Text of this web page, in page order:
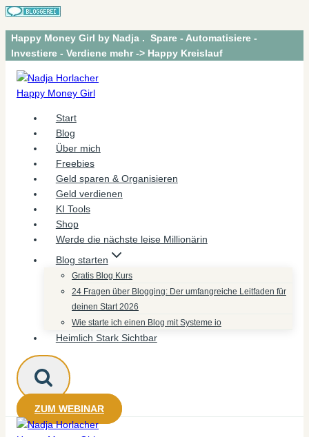
Zum
Inhalt
Happy Money Girl by Nadja . Spare - Automatisiere -
Investiere - Verdiene mehr -> Happy Kreislauf
Start
Blog
Über mich
Freebies
Geld sparen & Organisieren
Geld verdienen
KI Tools
Shop
Werde die nächste leise Millionärin
Blog starten
Gratis Blog Kurs
24 Fragen über Blogging: Der umfangreiche Leitfaden für
deinen Start 2026
Wie starte ich einen Blog mit Systeme io
Heimlich Stark Sichtbar
ZUM WEBINAR